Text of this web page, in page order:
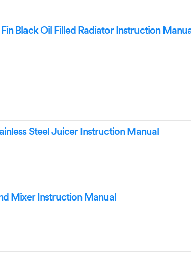
Black Oil Filled Radiator Instruction
Steel Juicer Instruction Manual
Mixer Instruction Manual